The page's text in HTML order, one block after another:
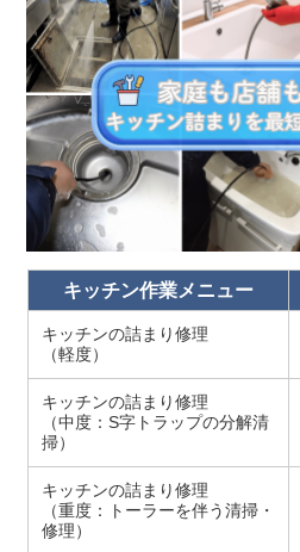
キッチン作業メニュー
キッチンの詰まり修理
（軽度）
キッチンの詰まり修理
（中度：S字トラップの分解清
掃）
キッチンの詰まり修理
（重度：トーラーを伴う清掃・
修理）